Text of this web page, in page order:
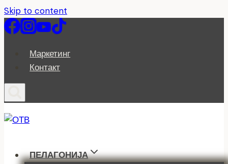
Skip to content
Маркетинг
Контакт
ПЕЛАГОНИЈА